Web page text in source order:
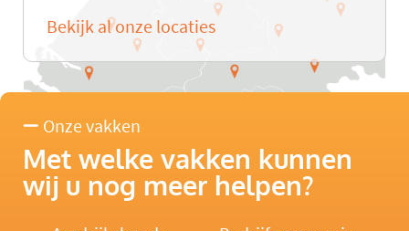
Bekijk al onze locaties
Onze vakken
Met welke vakken kunnen
wij u nog meer helpen?